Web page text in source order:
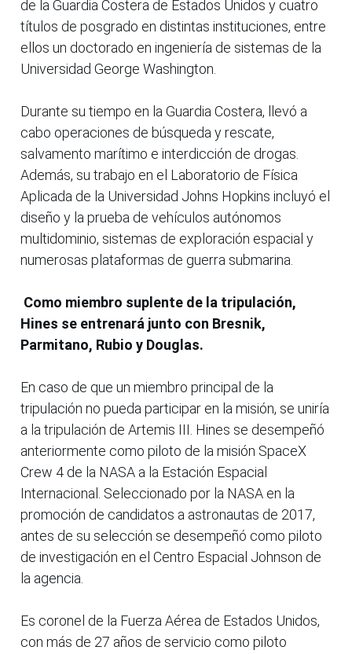
de la Guardia Costera de Estados Unidos y cuatro
títulos de posgrado en distintas instituciones, entre
ellos un doctorado en ingeniería de sistemas de la
Universidad George Washington.
Durante su tiempo en la Guardia Costera, llevó a
cabo operaciones de búsqueda y rescate,
salvamento marítimo e interdicción de drogas.
Además, su trabajo en el Laboratorio de Física
Aplicada de la Universidad Johns Hopkins incluyó el
diseño y la prueba de vehículos autónomos
multidominio, sistemas de exploración espacial y
numerosas plataformas de guerra submarina.
Como miembro suplente de la tripulación,
Hines se entrenará junto con Bresnik,
Parmitano, Rubio y Douglas.
En caso de que un miembro principal de la
tripulación no pueda participar en la misión, se uniría
a la tripulación de Artemis III. Hines se desempeñó
anteriormente como piloto de la misión SpaceX
Crew 4 de la NASA a la Estación Espacial
Internacional. Seleccionado por la NASA en la
promoción de candidatos a astronautas de 2017,
antes de su selección se desempeñó como piloto
de investigación en el Centro Espacial Johnson de
la agencia.
Es coronel de la Fuerza Aérea de Estados Unidos,
con más de 27 años de servicio como piloto